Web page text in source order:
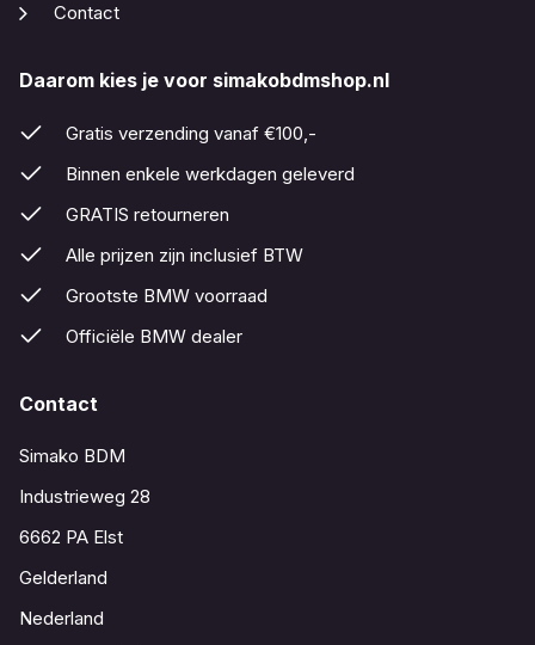
Contact
Daarom kies je voor simakobdmshop.nl
Gratis verzending vanaf €100,-
Binnen enkele werkdagen geleverd
GRATIS retourneren
Alle prijzen zijn inclusief BTW
Grootste BMW voorraad
Officiële BMW dealer
Contact
Simako BDM
Industrieweg 28
6662 PA Elst
Gelderland
Nederland